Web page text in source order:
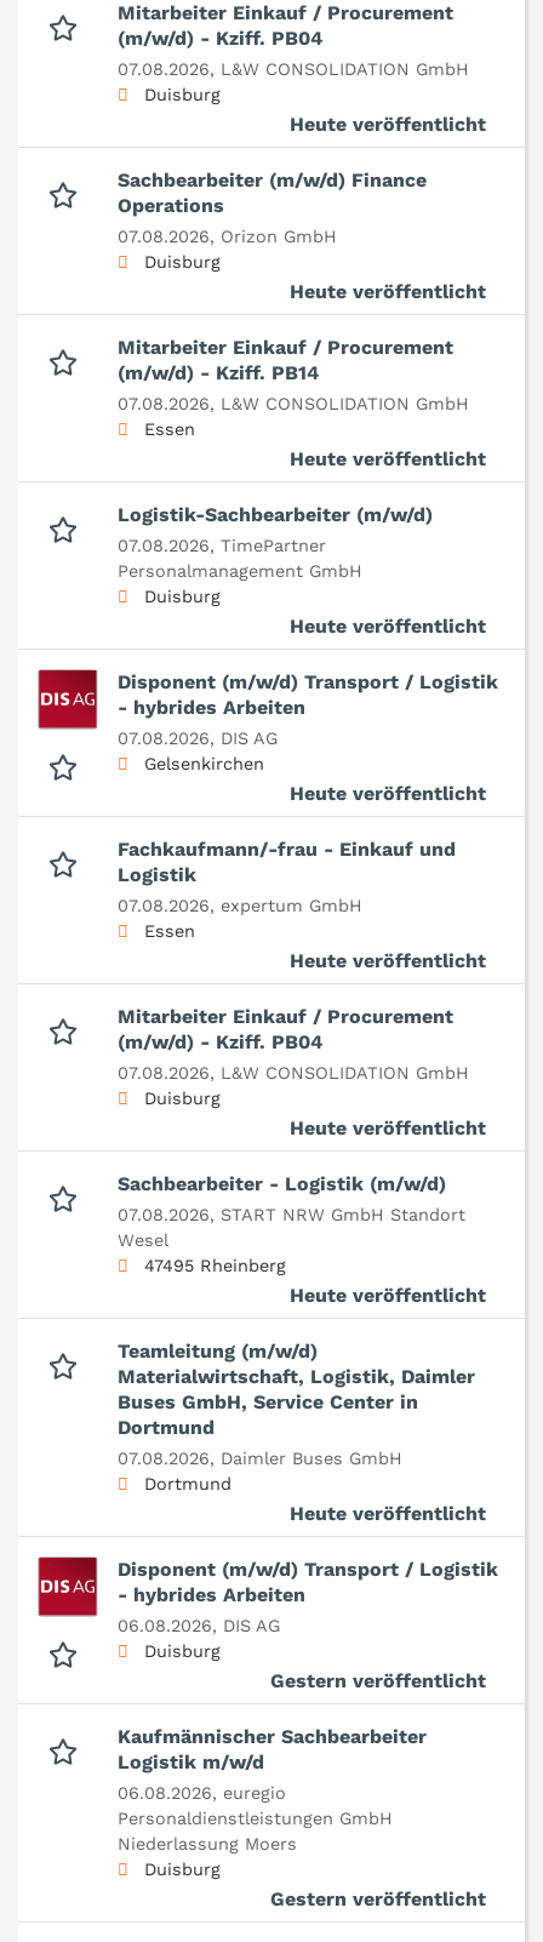
Mitarbeiter Einkauf / Procurement
(m/w/d) - Kziff. PB04
07.08.2026, L&W CONSOLIDATION GmbH
Duisburg
Heute veröffentlicht
Sachbearbeiter (m/w/d) Finance
Operations
07.08.2026, Orizon GmbH
Duisburg
Heute veröffentlicht
Mitarbeiter Einkauf / Procurement
(m/w/d) - Kziff. PB14
07.08.2026, L&W CONSOLIDATION GmbH
Essen
Heute veröffentlicht
Logistik-Sachbearbeiter (m/w/d)
07.08.2026, TimePartner
Personalmanagement GmbH
Duisburg
Heute veröffentlicht
Disponent (m/w/d) Transport / Logistik
- hybrides Arbeiten
07.08.2026, DIS AG
Gelsenkirchen
Heute veröffentlicht
Fachkaufmann/-frau - Einkauf und
Logistik
07.08.2026, expertum GmbH
Essen
Heute veröffentlicht
Mitarbeiter Einkauf / Procurement
(m/w/d) - Kziff. PB04
07.08.2026, L&W CONSOLIDATION GmbH
Duisburg
Heute veröffentlicht
Sachbearbeiter - Logistik (m/w/d)
07.08.2026, START NRW GmbH Standort
Wesel
47495 Rheinberg
Heute veröffentlicht
Teamleitung (m/w/d)
Materialwirtschaft, Logistik, Daimler
Buses GmbH, Service Center in
Dortmund
07.08.2026, Daimler Buses GmbH
Dortmund
Heute veröffentlicht
Disponent (m/w/d) Transport / Logistik
- hybrides Arbeiten
06.08.2026, DIS AG
Duisburg
Gestern veröffentlicht
Kaufmännischer Sachbearbeiter
Logistik m/w/d
06.08.2026, euregio
Personaldienstleistungen GmbH
Niederlassung Moers
Duisburg
Gestern veröffentlicht